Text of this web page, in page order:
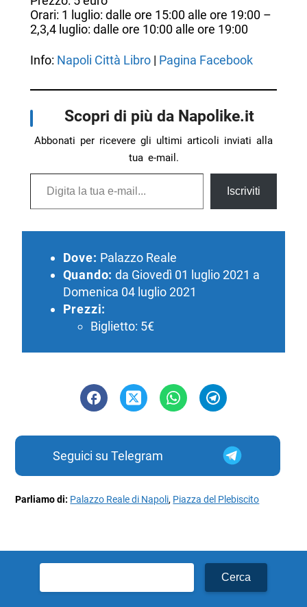
Orari: 1 luglio: dalle ore 15:00 alle ore 19:00 –
2,3,4 luglio: dalle ore 10:00 alle ore 19:00
Info: Napoli Città Libro| Pagina Facebook
Scopri di più da Napolike.it
Abbonati per ricevere gli ultimi articoli inviati alla
tua e-mail.
Digita la tua e-mail...
Iscriviti
Dove: Palazzo Reale
Quando: da Giovedì 01 luglio 2021 a
Domenica 04 luglio 2021
Prezzi:
Biglietto: 5€
Seguici su Telegram
Parliamo di: Palazzo Reale di Napoli, Piazza del Plebiscito
per: